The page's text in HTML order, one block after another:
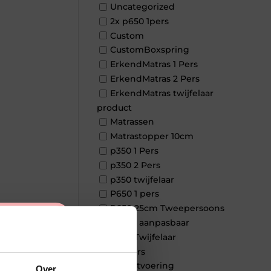
Uncategorized
2x p650 1pers
Custom
CustomBoxspring
ErkendMatras 1 Pers
ErkendMatras 2 Pers
ErkendMatras twijfelaar
product
Matrassen
Matrastopper 10cm
p350 1 Pers
p350 2 Pers
p350 twijfelaar
P650 1 pers
P650 25cm Tweepersoons
een kern aanpasbaar
P650 Twijfelaar
Toppers
Maatvoering